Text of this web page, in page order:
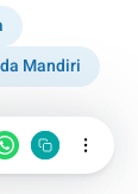
Mandiri